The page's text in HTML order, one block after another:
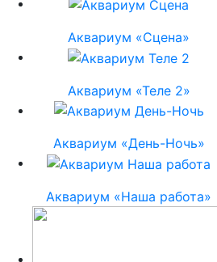
Аквариум «Сцена»
Аквариум «Теле 2»
Аквариум «День-Ночь»
Аквариум «Наша работа»